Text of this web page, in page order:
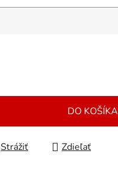
DO KOŠÍKA
Strážiť Zdieľať